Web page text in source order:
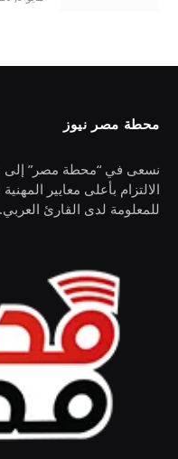
محطة مصر نيوز
نسعى في “محطة مصر” إلى
الالتزام بأعلى معايير
للمعلومة لدى القارئ العربي.